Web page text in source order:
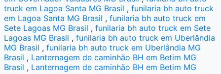
truck em Lagoa Santa MG Brasil ,funilaria bh auto truck
em Lagoa Santa MG Brasil ,funilaria bh auto truck em
Sete Lagoas MG Brasil ,funilaria bh auto truck em Sete
Lagoas MG Brasil ,funilaria bh auto truck em Uberlândia
MG Brasil ,funilaria bh auto truck em Uberlândia MG
Brasil , Lanternagem de caminhão BH em Betim MG
Brasil , Lanternagem de caminhão BH em Betim MG